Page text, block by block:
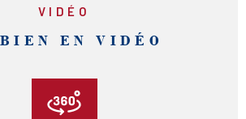
VIDÉO
EN VIDÉO